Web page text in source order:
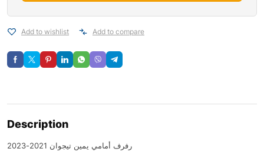
Add to wishlist Add to compare
Description
رفرف أمامي يمين تيجوان 2021-2023